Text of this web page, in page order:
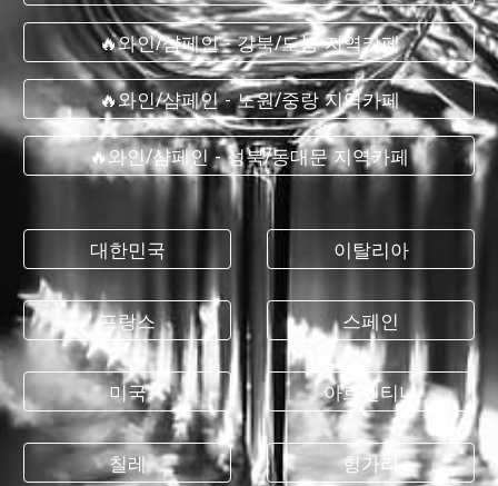
🔥와인/샴페인 - 강북/도봉 지역카페
🔥와인/샴페인 - 노원/중랑 지역카페
🔥와인/샴페인 - 성북/동대문 지역카페
대한민국
프랑스
미국
칠레
이탈리아
스페인
아르헨티나
헝가리